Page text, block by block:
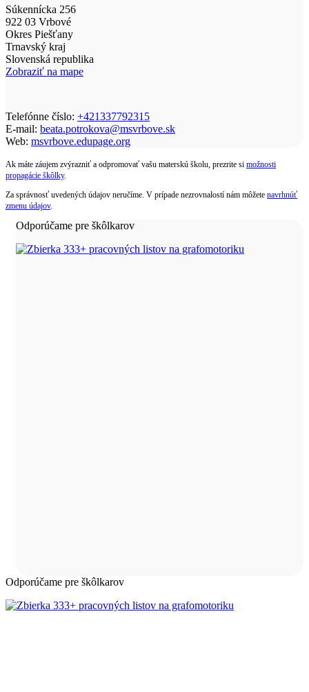
Súkennícka 256
922 03 Vrbové
Okres Piešťany
Trnavský kraj
Slovenská republika
Zobraziť na mape
Telefónne číslo: +421337792315
E-mail: beata.potrokova@msvrbove.sk
Web: msvrbove.edupage.org
Ak máte záujem zvýrazniť a odpromovať vašu materskú školu, prezrite si možnosti
propagácie škôlky.
Za správnosť uvedených údajov neručíme. V prípade nezrovnalostí nám môžete navrhnúť
zmenu údajov.
Odporúčame pre škôlkarov
Odporúčame pre škôlkarov